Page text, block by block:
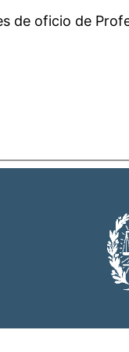
de oficio de